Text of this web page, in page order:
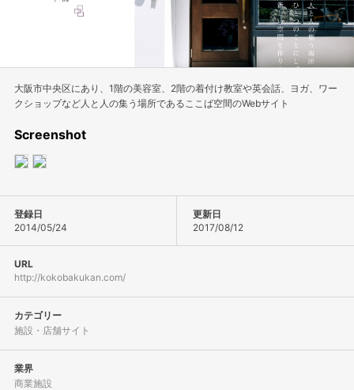
大阪市中央区にあり、1階の美容室、2階の着付け教室や英会話、ヨガ、ワー
クショップなど人と人の集う場所であるここば空間のWebサイト
Screenshot
登録日
2014/05/24
更新日
2017/08/12
URL
http://kokobakukan.com/
カテゴリー
施設・店舗サイト
業界
商業施設